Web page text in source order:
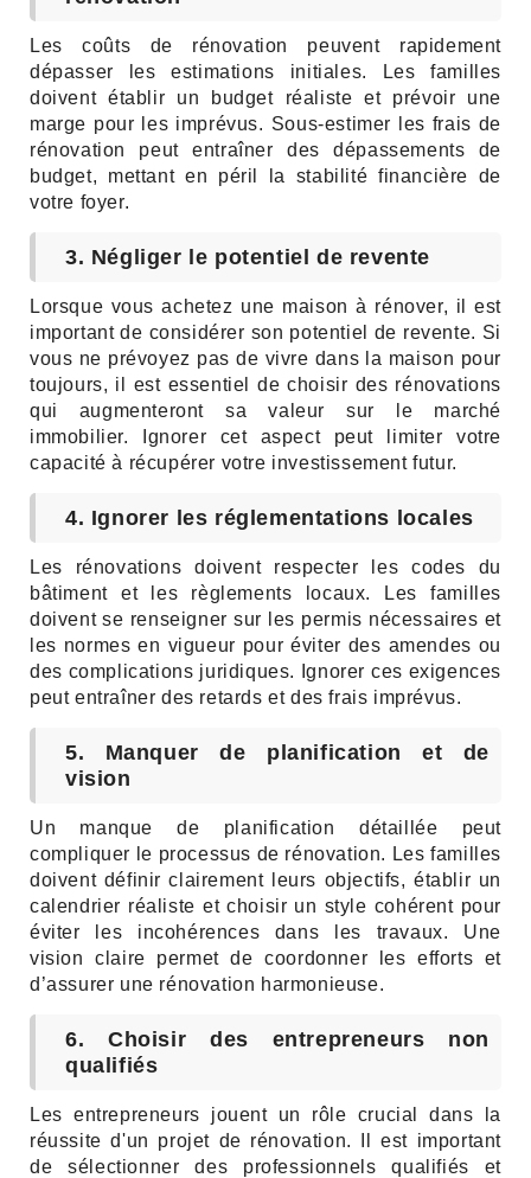
Les coûts de rénovation peuvent rapidement
dépasser les estimations initiales. Les familles
doivent établir un budget réaliste et prévoir une
marge pour les imprévus. Sous-estimer les frais de
rénovation peut entraîner des dépassements de
budget, mettant en péril la stabilité financière de
votre foyer.
3. Négliger le potentiel de revente
Lorsque vous achetez une maison à rénover, il est
important de considérer son potentiel de revente. Si
vous ne prévoyez pas de vivre dans la maison pour
toujours, il est essentiel de choisir des rénovations
qui augmenteront sa valeur sur le marché
immobilier. Ignorer cet aspect peut limiter votre
capacité à récupérer votre investissement futur.
4. Ignorer les réglementations locales
Les rénovations doivent respecter les codes du
bâtiment et les règlements locaux. Les familles
doivent se renseigner sur les permis nécessaires et
les normes en vigueur pour éviter des amendes ou
des complications juridiques. Ignorer ces exigences
peut entraîner des retards et des frais imprévus.
5. Manquer de planification et de
vision
Un manque de planification détaillée peut
compliquer le processus de rénovation. Les familles
doivent définir clairement leurs objectifs, établir un
calendrier réaliste et choisir un style cohérent pour
éviter les incohérences dans les travaux. Une
vision claire permet de coordonner les efforts et
d’assurer une rénovation harmonieuse.
6. Choisir des entrepreneurs non
qualifiés
Les entrepreneurs jouent un rôle crucial dans la
réussite d'un projet de rénovation. Il est important
de sélectionner des professionnels qualifiés et